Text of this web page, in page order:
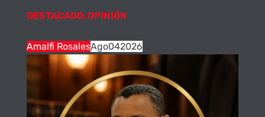
DESTACADO,OPINIÓN
Amalfi RosalesAgo042026